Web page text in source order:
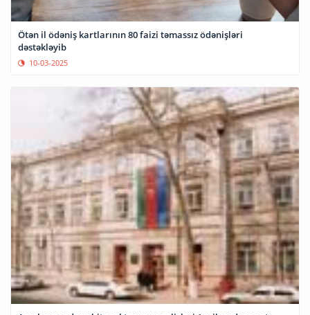
Ötən il ödəniş kartlarının 80 faizi təmassız ödənişləri
dəstəkləyib
10-03-2025